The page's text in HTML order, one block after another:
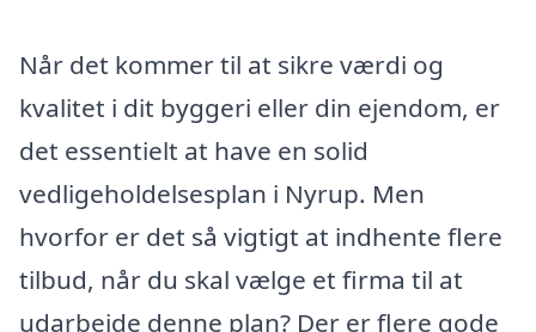
Når det kommer til at sikre værdi og
kvalitet i dit byggeri eller din ejendom, er
det essentielt at have en solid
vedligeholdelsesplan i Nyrup. Men
hvorfor er det så vigtigt at indhente flere
tilbud, når du skal vælge et firma til at
udarbejde denne plan? Der er flere gode